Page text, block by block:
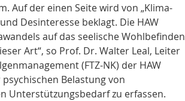
Auf der einen Seite wird von „Klima-
Desinteresse beklagt. Die HAW
auf das seelische Wohlbefinden
Art“, so Prof. Dr. Walter Leal, Leiter
(FTZ-NK) der HAW
Belastung von
Unterstützungsbedarf zu erfassen.